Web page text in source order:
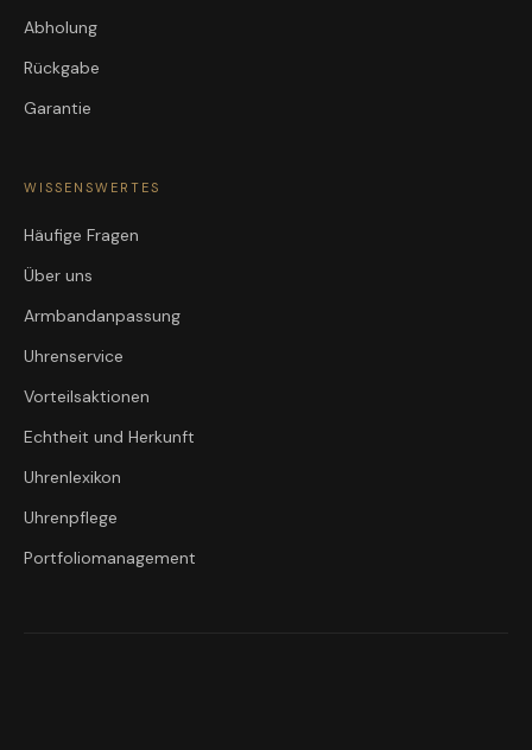
Abholung
Rückgabe
Garantie
WISSENSWERTES
Häufige Fragen
Über uns
Armbandanpassung
Uhrenservice
Vorteilsaktionen
Echtheit und Herkunft
Uhrenlexikon
Uhrenpflege
Portfoliomanagement